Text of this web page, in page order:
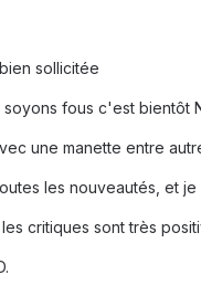
sollicitée
fous c'est bientôt
une manette entre
les nouveautés, et je
critiques sont très